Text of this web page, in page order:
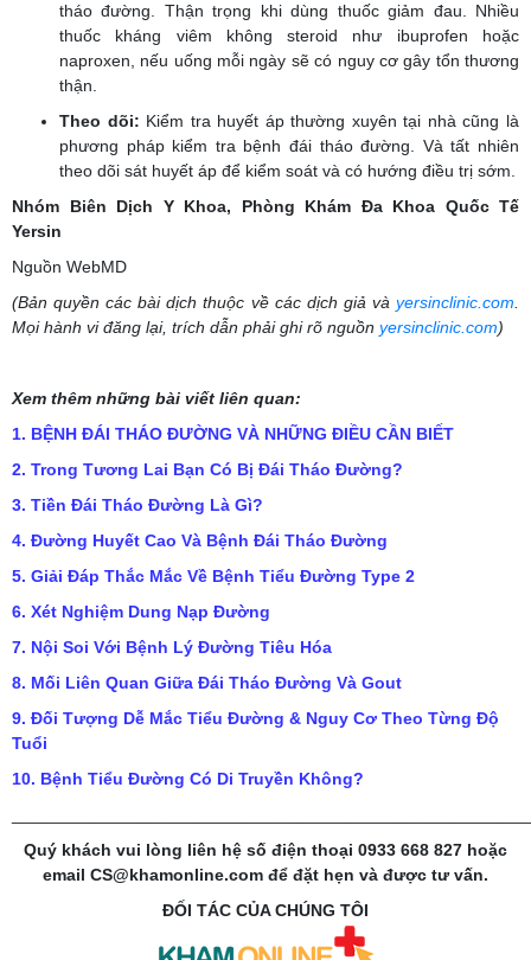
tháo đường. Thận trọng khi dùng thuốc giảm đau. Nhiều
thuốc kháng viêm không steroid như ibuprofen hoặc
naproxen, nếu uống mỗi ngày sẽ có nguy cơ gây tổn thương
thận.
Theo dõi: Kiểm tra huyết áp thường xuyên tại nhà cũng là
phương pháp kiểm tra bệnh đái tháo đường. Và tất nhiên
theo dõi sát huyết áp để kiểm soát và có hướng điều trị sớm.
Nhóm Biên Dịch Y Khoa, Phòng Khám Đa Khoa Quốc Tế
Yersin
Nguồn WebMD
(Bản quyền các bài dịch thuộc về các dịch giả và yersinclinic.com
Mọi hành vi đăng lại, trích dẫn phải ghi rõ nguồn yersinclinic.com)
Xem thêm những bài viết liên quan:
1. BỆNH ĐÁI THÁO ĐƯỜNG VÀ NHỮNG ĐIỀU CẦN BIẾT
2. Trong Tương Lai Bạn Có Bị Đái Tháo Đường?
3. Tiền Đái Tháo Đường Là Gì?
4. Đường Huyết Cao Và Bệnh Đái Tháo Đường
5. Giải Đáp Thắc Mắc Về Bệnh Tiểu Đường Type 2
6. Xét Nghiệm Dung Nạp Đường
7. Nội Soi Với Bệnh Lý Đường Tiêu Hóa
8. Mối Liên Quan Giữa Đái Tháo Đường Và Gout
9. Đối Tượng Dễ Mắc Tiểu Đường & Nguy Cơ Theo Từng Độ
Tuổi
10. Bệnh Tiểu Đường Có Di Truyền Không?
Quý khách vui lòng liên hệ số điện thoại 0933 668 827 hoặc
email CS@khamonline.com để đặt hẹn và được tư vấn.
ĐỐI TÁC CỦA CHÚNG TÔI